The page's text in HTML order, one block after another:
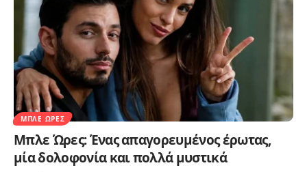
ΜΠΛΕ ΏΡΕΣ
Μπλε Ώρες: Ένας απαγορευμένος έρωτας,
μία δολοφονία και πολλά μυστικά